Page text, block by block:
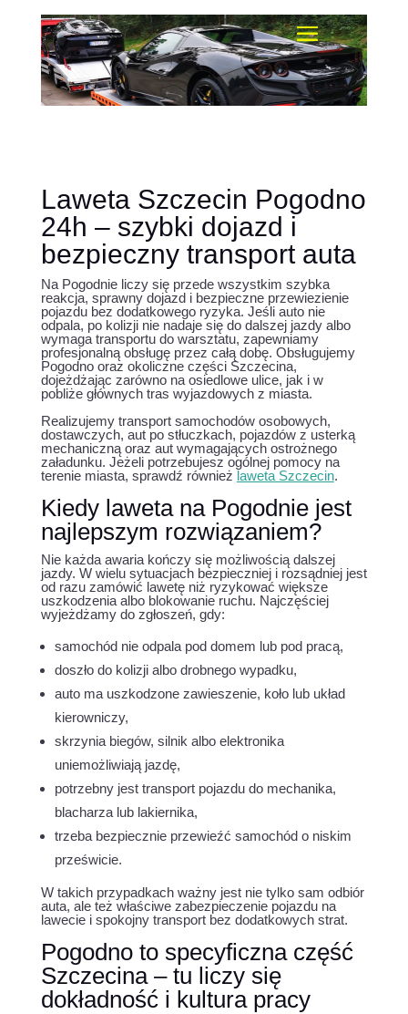
Laweta Szczecin Pogodno
24h – szybki dojazd i
bezpieczny transport auta
Na Pogodnie liczy się przede wszystkim szybka
reakcja, sprawny dojazd i bezpieczne przewiezienie
pojazdu bez dodatkowego ryzyka. Jeśli auto nie
odpala, po kolizji nie nadaje się do dalszej jazdy albo
wymaga transportu do warsztatu, zapewniamy
profesjonalną obsługę przez całą dobę. Obsługujemy
Pogodno oraz okoliczne części Szczecina,
dojeżdżając zarówno na osiedlowe ulice, jak i w
pobliże głównych tras wyjazdowych z miasta.
Realizujemy transport samochodów osobowych,
dostawczych, aut po stłuczkach, pojazdów z usterką
mechaniczną oraz aut wymagających ostrożnego
załadunku. Jeżeli potrzebujesz ogólnej pomocy na
terenie miasta, sprawdź również laweta Szczecin.
Kiedy laweta na Pogodnie jest
najlepszym rozwiązaniem?
Nie każda awaria kończy się możliwością dalszej
jazdy. W wielu sytuacjach bezpieczniej i rozsądniej jest
od razu zamówić lawetę niż ryzykować większe
uszkodzenia albo blokowanie ruchu. Najczęściej
wyjeżdżamy do zgłoszeń, gdy:
samochód nie odpala pod domem lub pod pracą,
doszło do kolizji albo drobnego wypadku,
auto ma uszkodzone zawieszenie, koło lub układ
kierowniczy,
skrzynia biegów, silnik albo elektronika
uniemożliwiają jazdę,
potrzebny jest transport pojazdu do mechanika,
blacharza lub lakiernika,
trzeba bezpiecznie przewieźć samochód o niskim
prześwicie.
W takich przypadkach ważny jest nie tylko sam odbiór
auta, ale też właściwe zabezpieczenie pojazdu na
lawecie i spokojny transport bez dodatkowych strat.
Pogodno to specyficzna część
Szczecina – tu liczy się
dokładność i kultura pracy